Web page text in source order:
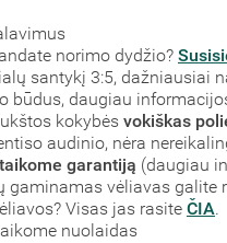
norimo dydžio?
santykį 3:5, dažniausiai
būdus, daugiau
kokybės vokiškas
audinio, nėra
taikome garantiją (daugiau
gaminamas vėliavas galite
Visas jas rasite ČIA.
nuolaidas